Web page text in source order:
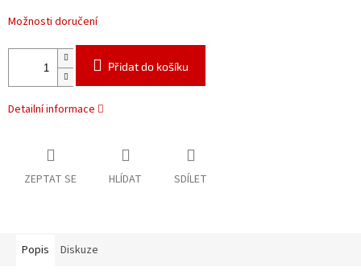
Možnosti doručení
Přidat do košíku
Detailní informace
ZEPTAT SE HLÍDAT SDÍLET
Popis Diskuze